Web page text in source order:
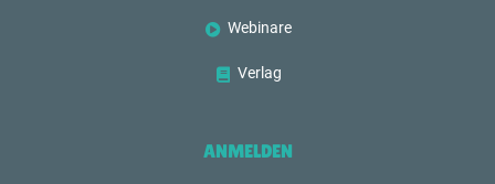
Webinare
Verlag
ANMELDEN